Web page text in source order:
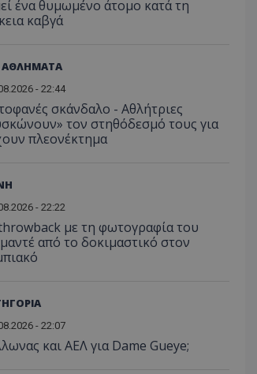
ένα θυμωμένο άτομο κατά τη
καβγά
ΑΘΛΗΜΑΤΑ
- 22:44
σκάνδαλο - Aθλήτριες
τον στηθόδεσμό τους για
πλεονέκτημα
- 22:22
με τη φωτογραφία του
από το δοκιμαστικό στον
- 22:07
και ΑΕΛ για Dame Gueye;